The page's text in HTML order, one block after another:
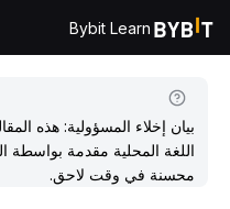
Bybit Learn
بيان إخلاء المسؤولية: هذه
اللغة المحلية مقدمة بواسطة
محسنة في وقت لاحق.